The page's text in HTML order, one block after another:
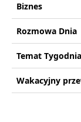
Biznes
Rozmowa Dnia
Temat Tygodnia
Wakacyjny